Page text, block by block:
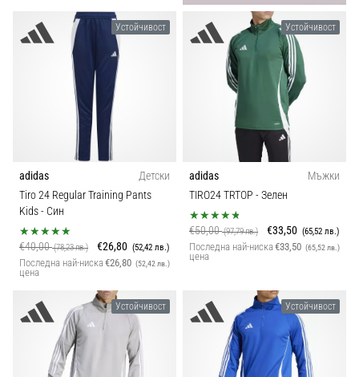
Устойчивост
adidas
Детски
Tiro 24 Regular Training Pants
Kids- Син
€40,00(78,23 лв.) €26,80 (52,42 лв.)
Последна най-ниска
цена
€26,80 (52,42 лв.)
Устойчивост
adidas
Мъжки
TIRO24 TRTOP - Зелен
€50,00(97,79 лв.) €33,50 (65,52 лв.)
Последна най-ниска
цена
€33,50 (65,52 лв.)
Устойчивост Устойчивост